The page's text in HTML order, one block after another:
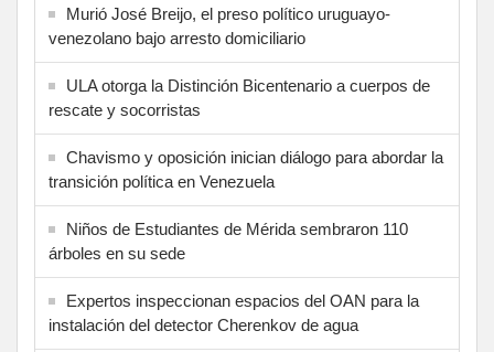
Murió José Breijo, el preso político uruguayo-
venezolano bajo arresto domiciliario
ULA otorga la Distinción Bicentenario a cuerpos de
rescate y socorristas
Chavismo y oposición inician diálogo para abordar la
transición política en Venezuela
Niños de Estudiantes de Mérida sembraron 110
árboles en su sede
Expertos inspeccionan espacios del OAN para la
instalación del detector Cherenkov de agua